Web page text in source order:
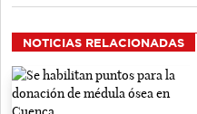
NOTICIAS RELACIONADAS